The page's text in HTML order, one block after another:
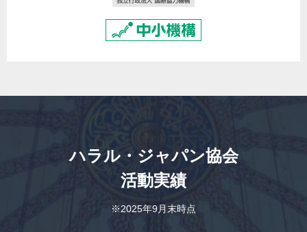
ハラル・ジャパン協会
活動実績
※2025年9月末時点